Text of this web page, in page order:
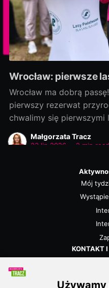
Wrocław: pierwsze
Wrocław ma dobrą
pierwszy rezerwat
chwalimy się pierwszymi
Rozmowy zaczęliśmy
dowozimy jako pierwsi! Było to możliwe, bo nie
otwarte na dialog i
Małgorzata Tracz
23 lip 2026 2 min read
Mój
KONTAKT